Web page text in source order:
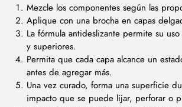
Mezcle los componentes según las
Aplique con una brocha en capas
La fórmula antideslizante permite su
y superiores.
Permita que cada capa alcance un
antes de agregar más.
Una vez curado, forma una superficie
impacto que se puede lijar, perforar o